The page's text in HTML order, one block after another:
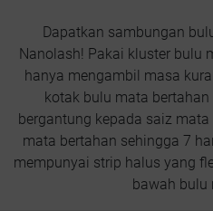
Dapatkan sambungan
Nanolash! Pakai kluster bulu
hanya mengambil masa
kotak bulu mata
bergantung kepada saiz
mata bertahan sehingga 7
mempunyai strip halus yang
bawah bulu